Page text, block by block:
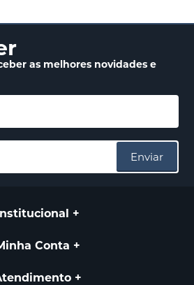
as melhores novidadese
Enviar
Conta